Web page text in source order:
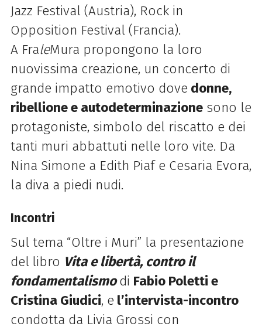
Jazz Festival (Austria), Rock in
Opposition Festival (Francia).
A FraleMura propongono la loro
nuovissima creazione, un concerto di
grande impatto emotivo dove donne,
ribellione e autodeterminazionesono le
protagoniste, simbolo del riscatto e dei
tanti muri abbattuti nelle loro vite. Da
Nina Simone a Edith Piaf e Cesaria Evora,
la diva a piedi nudi.
Incontri
Sul tema “Oltre i Muri” la presentazione
del libro Vita e libertà, contro il
fondamentalismodi Fabio Poletti e
Cristina Giudici, e l’intervista-incontro
condotta da Livia Grossi con